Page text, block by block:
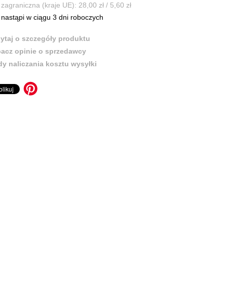
zagraniczna (kraje UE): 28,00 zł / 5,60 zł
nastąpi w ciągu 3 dni roboczych
o szczegóły produktu
opinie o sprzedawcy
naliczania kosztu wysyłki